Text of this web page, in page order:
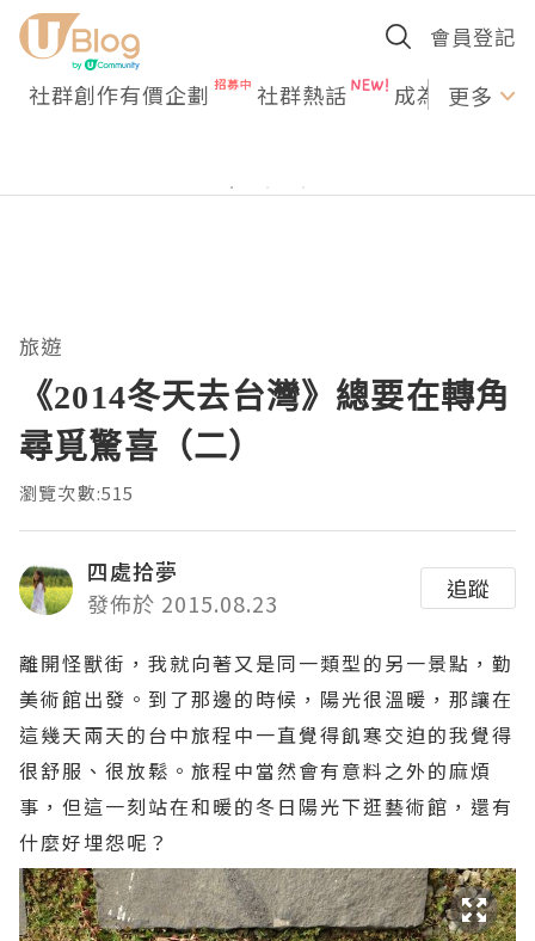
會員登記
社群創作有價企劃 社群熱話 成為U更多
旅遊
《2014冬天去台灣》總要在轉角
尋覓驚喜（二）
瀏覽次數:515
四處拾夢
發佈於 2015.08.23
追蹤
離開怪獸街，我就向著又是同一類型的另一景點，勤
美術館出發。到了那邊的時候，陽光很溫暖，那讓在
這幾天兩天的台中旅程中一直覺得飢寒交迫的我覺得
很舒服、很放鬆。旅程中當然會有意料之外的麻煩
事，但這一刻站在和暖的冬日陽光下逛藝術館，還有
什麼好埋怨呢？